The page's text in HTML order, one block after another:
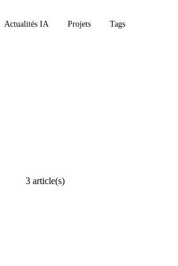
Actualités IA Projets Tags
3 article(s)